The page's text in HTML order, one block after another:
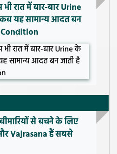
रात में बार-बार Urine
यह सामान्य आदत बन
Condition
से बचने के लिए
Vajrasana हैं सबसे